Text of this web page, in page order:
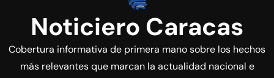
Noticiero Caracas
Cobertura informativa de primera mano sobre los hechos
más relevantes que marcan la actualidad nacional e